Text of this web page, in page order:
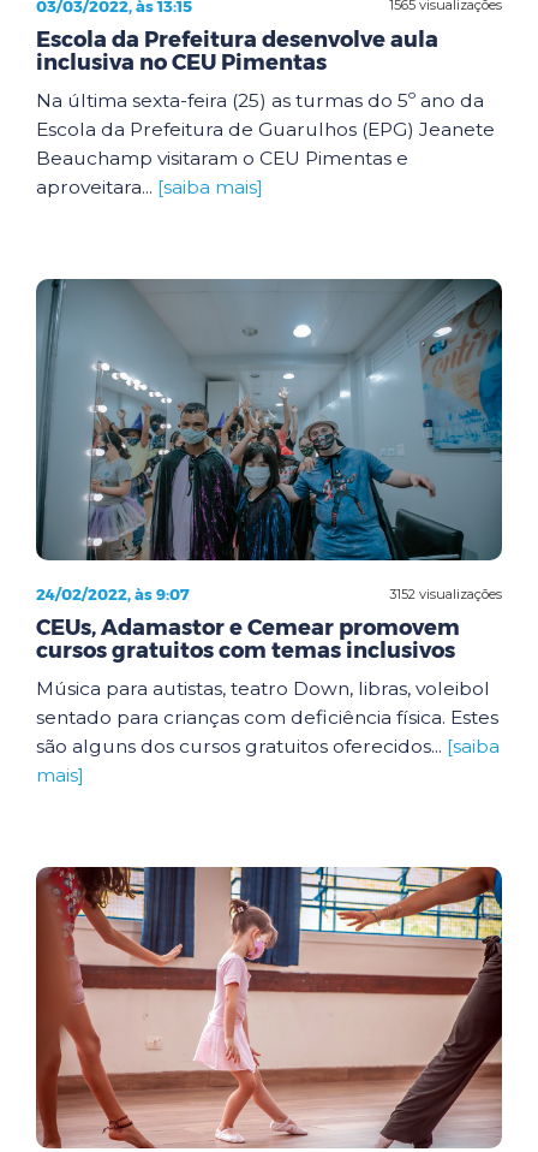
1565 visualizações
03/03/2022, às 13:15
Escola da Prefeitura desenvolve aula
inclusiva no CEU Pimentas
Na última sexta-feira (25) as turmas do 5º ano da
Escola da Prefeitura de Guarulhos (EPG) Jeanete
Beauchamp visitaram o CEU Pimentas e
aproveitara... [saiba mais]
3152 visualizações
24/02/2022, às 9:07
CEUs, Adamastor e Cemear promovem
cursos gratuitos com temas inclusivos
Música para autistas, teatro Down, libras, voleibol
sentado para crianças com deficiência física. Estes
são alguns dos cursos gratuitos oferecidos... [saiba
mais]